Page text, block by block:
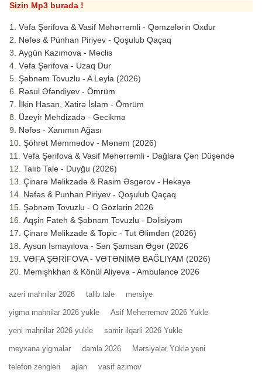
Sizin Mp3 burada !
Vəfa Şərifova & Vasif Məhərrəmli - Qəmzələrin Oxdur
Nəfəs & Pünhan Piriyev - Qoşulub Qaçaq
Aygün Kazımova - Məclis
Vəfa Şərifova - Uzaq Dur
Şəbnəm Tovuzlu - A Leyla (2026)
Rəsul Əfəndiyev - Ömrüm
İlkin Hasan, Xatirə İslam - Ömrüm
Üzeyir Mehdizadə - Gecikmə
Nəfəs - Xanımın Ağası
Şöhrət Məmmədov - Mənəm (2026)
Vəfa Şərifova & Vasif Məhərrəmli - Dağlara Çən Düşəndə
Talıb Tale - Duyğu (2026)
Çinarə Məlikzadə & Rasim Əsgərov - Hekayə
Nəfəs & Punhan Piriyev - Qoşulub Qaçaq
Şəbnəm Tovuzlu - O Gözlərin 2026
Aqşin Fateh & Şəbnəm Tovuzlu - Dəlisiyəm
Çinarə Məlikzade & Topic - Tut Əlimdən (2026)
Aysun İsmayılova - Sən Şamsan Əgər (2026
VƏFA ŞƏRİFOVA - VƏTƏNİMƏ BAĞLIYAM (2026)
Memişhkhan & Könül Aliyeva - Ambulance 2026
azeri mahnilar 2026 talib tale mersiye
yigma mahnilar 2026 yukle Asif Meherremov 2026 Yukle
yeni mahnilar 2026 yukle samir ilqarli 2026 Yukle
meyxana yigmalar damla 2026 Mərsiyələr Yüklə yeni
telefon zengleri ajlan vasif azimov